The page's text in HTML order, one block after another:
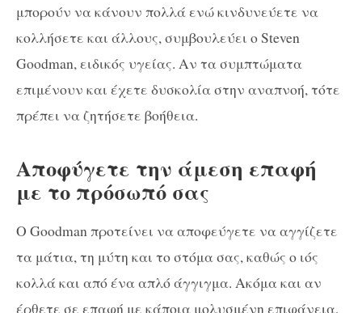
μπορούν να κάνουν πολλά ενώ κινδυνεύετε να
κολλήσετε και άλλους, συμβουλεύει ο Steven
Goodman, ειδικός υγείας. Αν τα συμπτώματα
επιμένουν και έχετε δυσκολία στην αναπνοή, τότε
πρέπει να ζητήσετε βοήθεια.
Αποφύγετε την άμεση επαφή
με το πρόσωπό σας
Ο Goodman προτείνει να αποφεύγετε να αγγίζετε
τα μάτια, τη μύτη και το στόμα σας, καθώς ο ιός
κολλά και από ένα απλό άγγιγμα. Ακόμα και αν
έρθετε σε επαφή με κάποια μολυσμένη επιφάνεια,